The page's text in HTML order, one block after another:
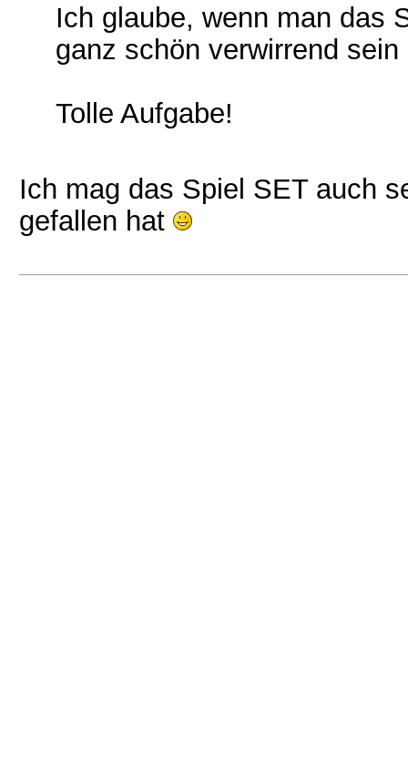
Ich glaube, wenn man das
ganz schön verwirrend
Tolle Aufgabe!
Ich mag das Spiel SET auch
gefallen hat